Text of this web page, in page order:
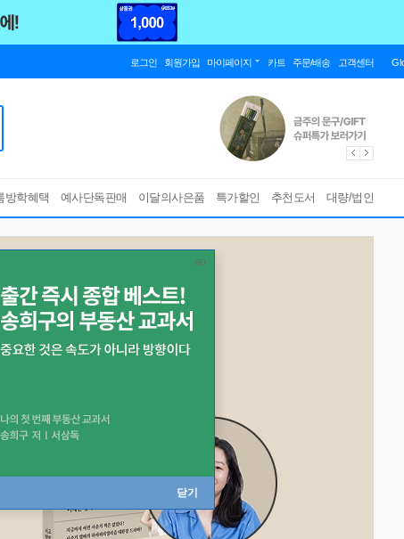
로그인 회원가입 마이페이지 카트 주문/배송 고객센터
방학혜택 예사단독판매 이달의사은품 특가할인 추천도서 대량/법인
닫기